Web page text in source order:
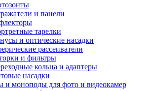
и панели
тарелки
и оптические насадки
рассеиватели
и фильтры
кольца и адаптеры
насадки
и моноподы для фото и видеокамер